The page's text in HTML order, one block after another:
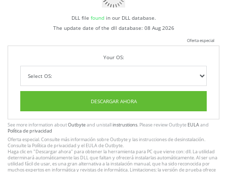
DLL file foundin our DLL database.
The update date of the dll database: 08 Aug 2026
Oferta especial
Your OS:
DESCARGAR AHORA
See more information aboutOutbyteand unistallinstrustions. Please review Outbyte EULAand
Política de privacidad
Oferta especial. Consulte más información sobreOutbytey las instruccionesde desinstalación.
Consultela Política de privacidad y el EULAde Outbyte.
Haga clic en "Descargar ahora" para obtener la herramienta para PC que viene con: dll. La utilidad
determinará automáticamente las DLL que faltan y ofrecerá instalarlas automáticamente. Al ser una
utilidad fácil de usar, es una gran alternativa a la instalación manual, que ha sido reconocida por
muchos expertos en informática y revistas de informática. Limitaciones: la versión de prueba ofrece